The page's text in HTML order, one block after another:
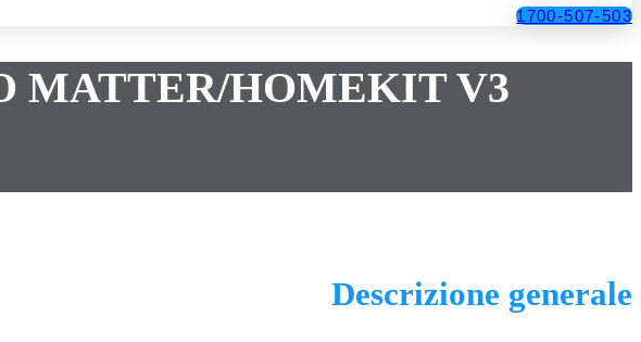
1700-507-503
MATTER/HOMEKIT V3
Descrizione generale